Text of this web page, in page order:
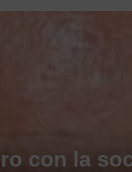
con la